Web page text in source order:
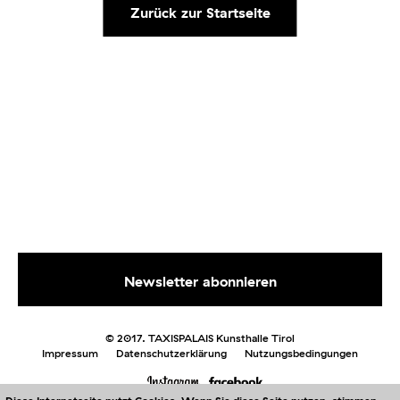
Zurück zur Startseite
© 2017. TAXISPALAIS Kunsthalle Tirol
Impressum
Datenschutzerklärung Nutzungsbedingungen